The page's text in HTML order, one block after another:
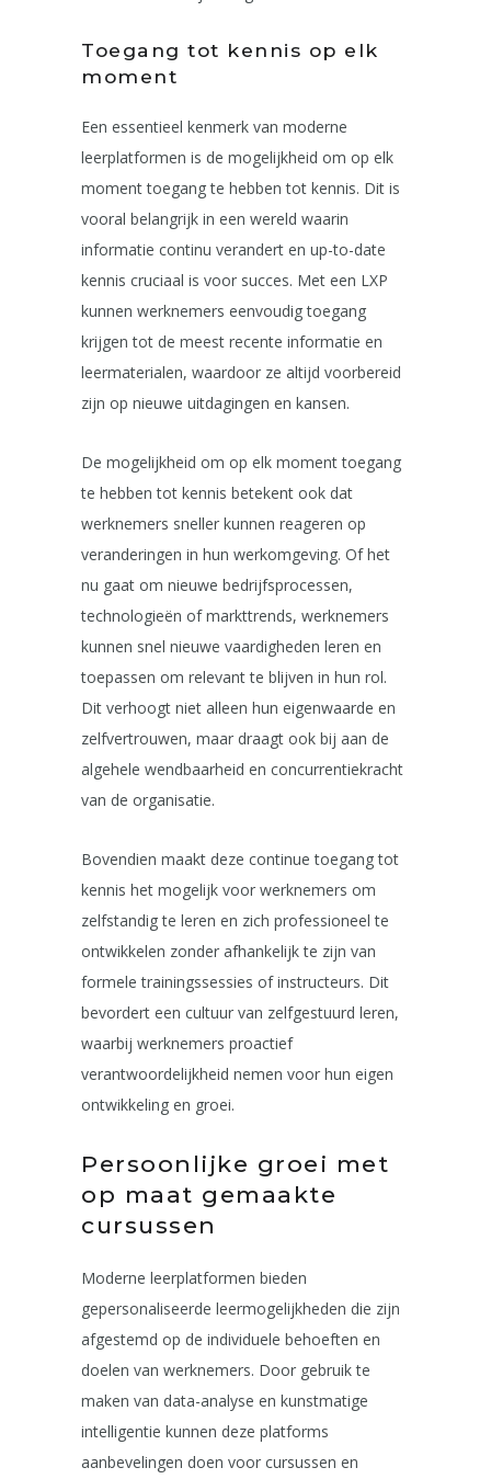
Toegang tot kennis op elk
moment
Een essentieel kenmerk van moderne
leerplatformen is de mogelijkheid om op elk
moment toegang te hebben tot kennis. Dit is
vooral belangrijk in een wereld waarin
informatie continu verandert en up-to-date
kennis cruciaal is voor succes. Met een LXP
kunnen werknemers eenvoudig toegang
krijgen tot de meest recente informatie en
leermaterialen, waardoor ze altijd voorbereid
zijn op nieuwe uitdagingen en kansen.
De mogelijkheid om op elk moment toegang
te hebben tot kennis betekent ook dat
werknemers sneller kunnen reageren op
veranderingen in hun werkomgeving. Of het
nu gaat om nieuwe bedrijfsprocessen,
technologieën of markttrends, werknemers
kunnen snel nieuwe vaardigheden leren en
toepassen om relevant te blijven in hun rol.
Dit verhoogt niet alleen hun eigenwaarde en
zelfvertrouwen, maar draagt ook bij aan de
algehele wendbaarheid en concurrentiekracht
van de organisatie.
Bovendien maakt deze continue toegang tot
kennis het mogelijk voor werknemers om
zelfstandig te leren en zich professioneel te
ontwikkelen zonder afhankelijk te zijn van
formele trainingssessies of instructeurs. Dit
bevordert een cultuur van zelfgestuurd leren,
waarbij werknemers proactief
verantwoordelijkheid nemen voor hun eigen
ontwikkeling en groei.
Persoonlijke groei met
op maat gemaakte
cursussen
Moderne leerplatformen bieden
gepersonaliseerde leermogelijkheden die zijn
afgestemd op de individuele behoeften en
doelen van werknemers. Door gebruik te
maken van data-analyse en kunstmatige
intelligentie kunnen deze platforms
aanbevelingen doen voor cursussen en